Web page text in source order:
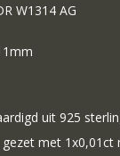
W1314 AG
uit 925
met 1x0,01ct